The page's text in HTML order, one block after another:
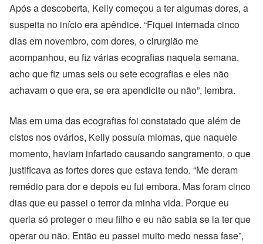
Após a descoberta, Kelly começou a ter algumas dores, a
suspeita no início era apêndice. “Fiquei internada cinco
dias em novembro, com dores, o cirurgião me
acompanhou, eu fiz várias ecografias naquela semana,
acho que fiz umas seis ou sete ecografias e eles não
achavam o que era, se era apendicite ou não”, lembra.
Mas em uma das ecografias foi constatado que além de
cistos nos ovários, Kelly possuía miomas, que naquele
momento, haviam infartado causando sangramento, o que
justificava as fortes dores que estava tendo. “Me deram
remédio para dor e depois eu fui embora. Mas foram cinco
dias que eu passei o terror da minha vida. Porque eu
queria só proteger o meu filho e eu não sabia se ia ter que
operar ou não. Então eu passei muito medo nessa fase”,